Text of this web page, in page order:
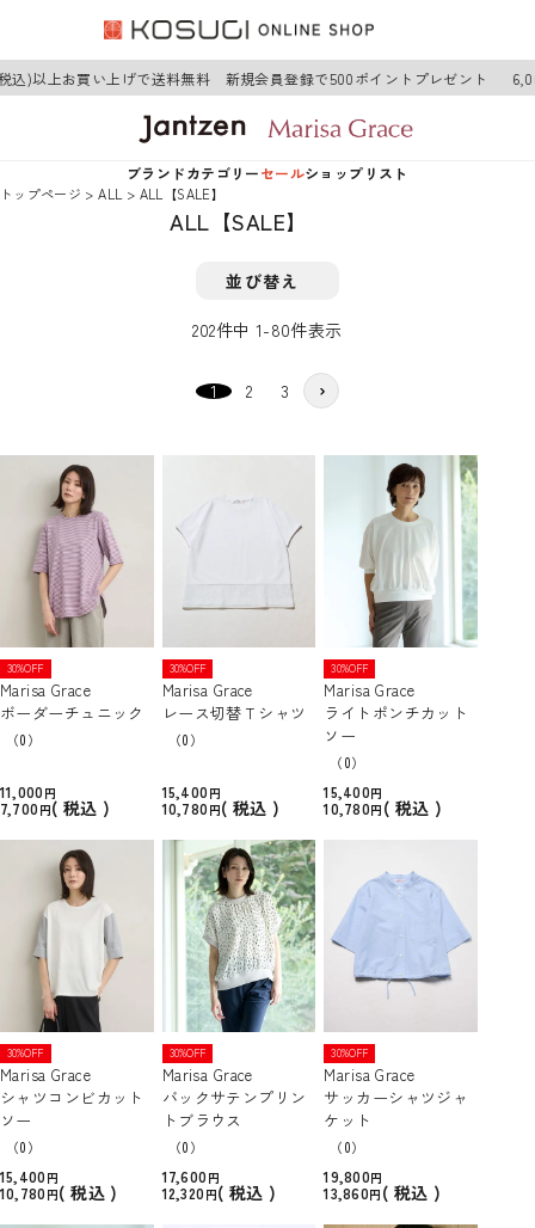
上お買い上げで送料無料 新規会員登録で500ポイントプレゼント 6,000
ブランドカテゴリー
グッズ
セールショップリスト
トップページ ALL ALL【SALE】
ALL【SALE】
並び替え
202件中 1-80件表示
1 2 3
30%OFF
Marisa Grace
ボーダーチュニック
（0）
11,000
7,700
税込
30%OFF
Marisa Grace
レース切替Ｔシャツ
（0）
15,400
10,780
税込
30%OFF
Marisa Grace
ライトポンチカット
ソー
（0）
15,400
10,780
税込
30%OFF
Marisa Grace
シャツコンビカット
ソー
（0）
15,400
10,780
税込
30%OFF
Marisa Grace
バックサテンプリン
トブラウス
（0）
17,600
12,320
税込
30%OFF
Marisa Grace
サッカーシャツジャ
ケット
（0）
19,800
13,860
税込